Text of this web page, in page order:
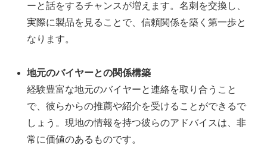
ーと話をするチャンスが増えます。名刺を交換し、
実際に製品を見ることで、信頼関係を築く第一歩と
なります。
地元のバイヤーとの関係構築
経験豊富な地元のバイヤーと連絡を取り合うこと
で、彼らからの推薦や紹介を受けることができるで
しょう。現地の情報を持つ彼らのアドバイスは、非
常に価値のあるものです。